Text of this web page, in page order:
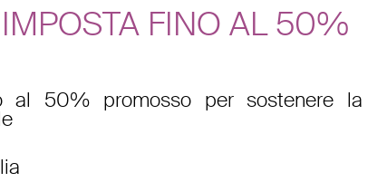
FINO AL 50%
al 50% promosso per sostenere la